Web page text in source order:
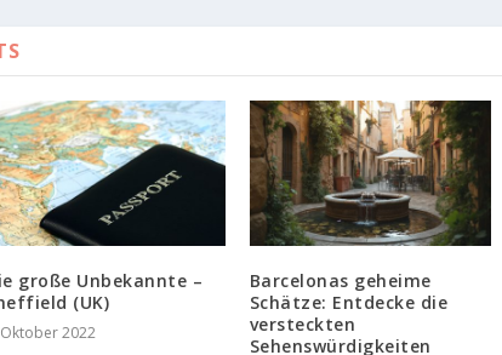
große Unbekannte –
(UK)
2022
Barcelonas geheime
Schätze: Entdecke die
versteckten
Sehenswürdigkeiten